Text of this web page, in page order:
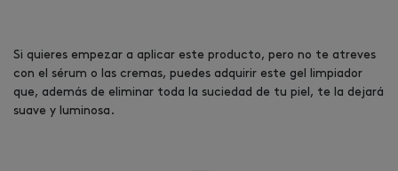
Si quieres empezar a aplicar este producto, pero no te atreves
con el sérum o las cremas, puedes adquirir este gel limpiador
que, además de eliminar toda la suciedad de tu piel, te la dejará
suave y luminosa.